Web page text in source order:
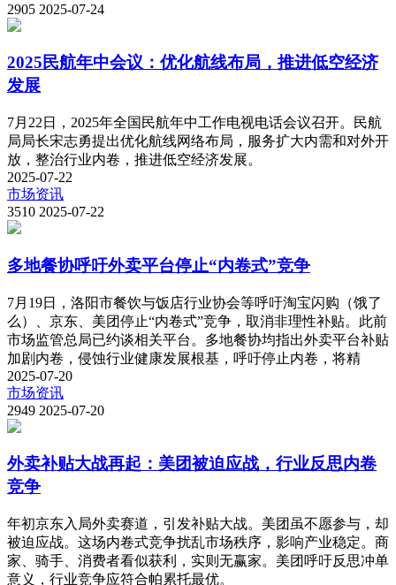
2905 2025-07-24
2025民航年中会议：优化航线布局，推进低空经济
发展
7月22日，2025年全国民航年中工作电视电话会议召开。民航
局局长宋志勇提出优化航线网络布局，服务扩大内需和对外开
放，整治行业内卷，推进低空经济发展。
2025-07-22
市场资讯
3510 2025-07-22
多地餐协呼吁外卖平台停止“内卷式”竞争
7月19日，洛阳市餐饮与饭店行业协会等呼吁淘宝闪购（饿了
么）、京东、美团停止“内卷式”竞争，取消非理性补贴。此前
市场监管总局已约谈相关平台。多地餐协均指出外卖平台补贴
加剧内卷，侵蚀行业健康发展根基，呼吁停止内卷，将精
2025-07-20
市场资讯
2949 2025-07-20
外卖补贴大战再起：美团被迫应战，行业反思内卷
竞争
年初京东入局外卖赛道，引发补贴大战。美团虽不愿参与，却
被迫应战。这场内卷式竞争扰乱市场秩序，影响产业稳定。商
家、骑手、消费者看似获利，实则无赢家。美团呼吁反思冲单
意义，行业竞争应符合帕累托最优。